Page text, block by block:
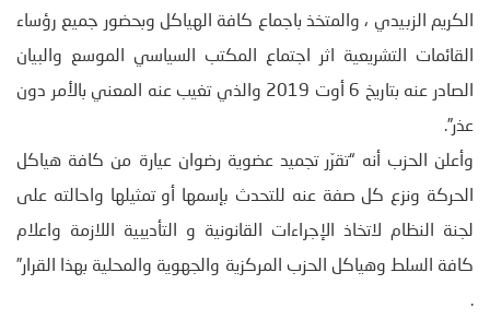
الكريم الزبيدي ، والمتخذ باجماع كافة الهياكل وبحضور جميع رؤساء
القائمات التشريعية اثر اجتماع المكتب السياسي الموسع والبيان
الصادر عنه بتاريخ 6 أوت 2019 والذي تغيب عنه المعني بالأمر دون
عذر”.
وأعلن الحزب أنه “تقرّر تجميد عضوية رضوان عيارة من كافة هياكل
الحركة ونزع كل صفة عنه للتحدث بإسمها أو تمثيلها واحالته على
لجنة النظام لاتخاذ الإجراءات القانونية و التأديبية اللازمة واعلام
كافة السلط وهياكل الحزب المركزية والجهوية والمحلية بهذا القرار”
.